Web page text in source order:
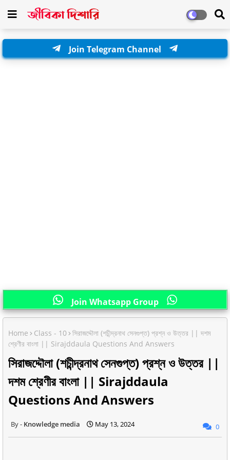
Join Telegram Channel
Join Whatsapp Group
Home Class - 10
সিরাজদ্দৌলা (শচীন্দ্রনাথ সেনগুপ্ত) প্রশ্ন ও উত্তর || দশম
শ্রেণীর বাংলা || Sirajddaula Questions And Answers
সিরাজদ্দৌলা (শচীন্দ্রনাথ সেনগুপ্ত) প্রশ্ন ও উত্তর ||
দশম শ্রেণীর বাংলা || Sirajddaula
Questions And Answers
Knowledge media May 13, 2024 0